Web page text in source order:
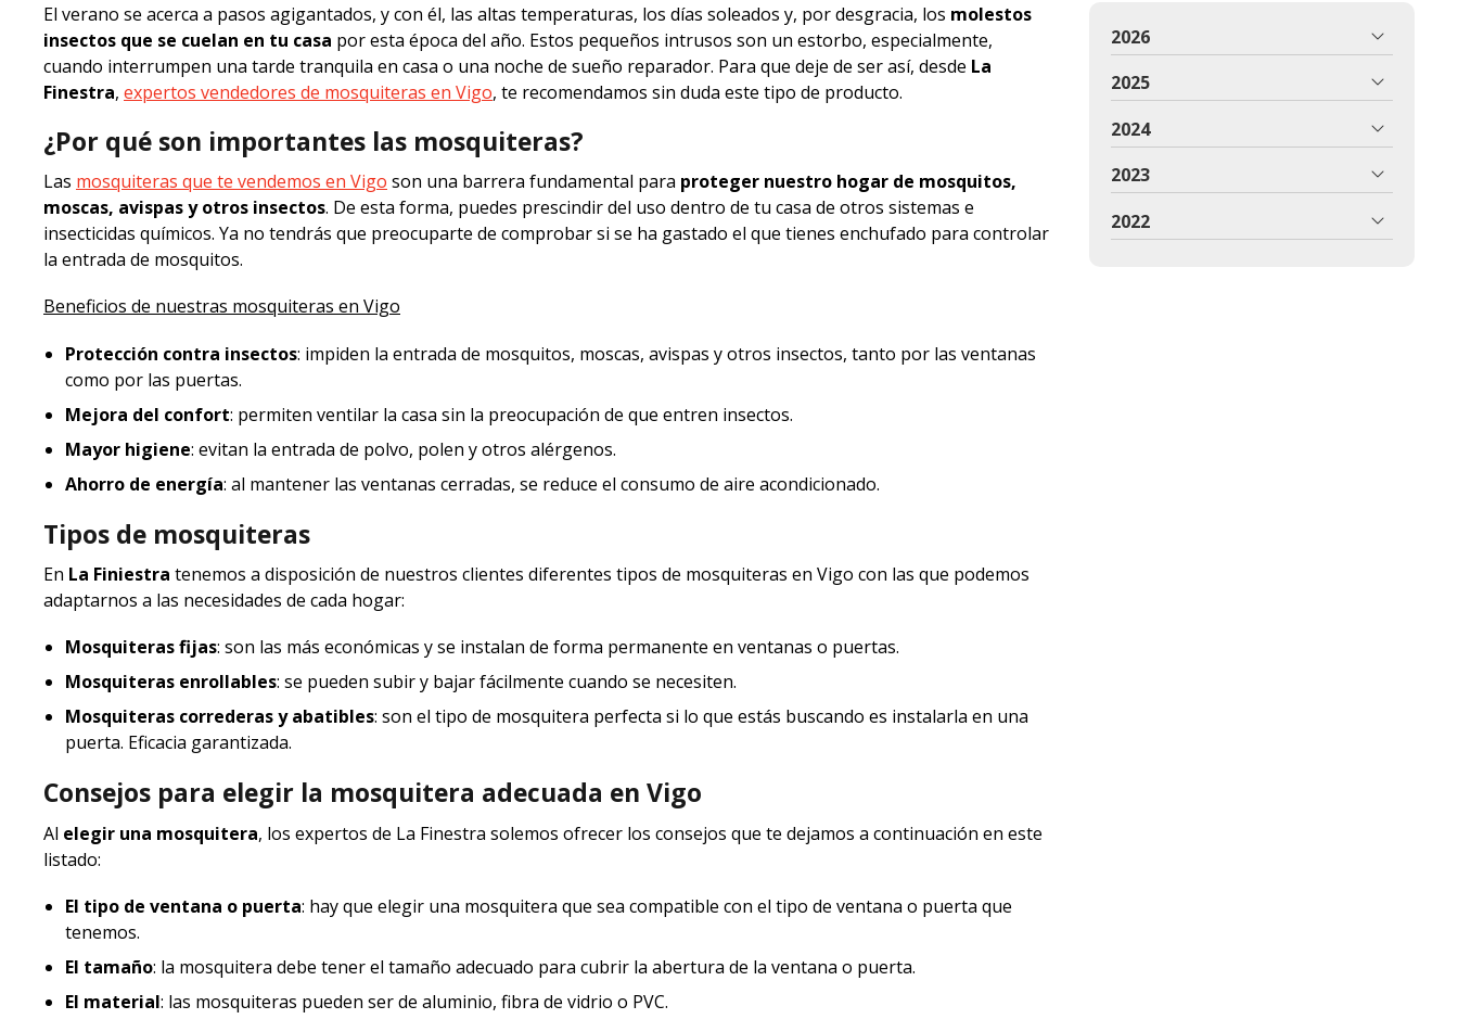
El verano se acerca a pasos agigantados, y con él, las altas temperaturas, los días soleados y, por desgracia, los molestos
insectos que se cuelan en tu casa por esta época del año. Estos pequeños intrusos son un estorbo, especialmente,
cuando interrumpen una tarde tranquila en casa o una noche de sueño reparador. Para que deje de ser así, desde La
Finestra, expertos vendedores de mosquiteras en Vigo, te recomendamos sin duda este tipo de producto.
¿Por qué son importantes las mosquiteras?
Las mosquiteras que te vendemos en Vigo son una barrera fundamental para proteger nuestro hogar de mosquitos,
moscas, avispas y otros insectos. De esta forma, puedes prescindir del uso dentro de tu casa de otros sistemas e
insecticidas químicos. Ya no tendrás que preocuparte de comprobar si se ha gastado el que tienes enchufado para controlar
la entrada de mosquitos.
Beneficios de nuestras mosquiteras en Vigo
Protección contra insectos: impiden la entrada de mosquitos, moscas, avispas y otros insectos, tanto por las ventanas
como por las puertas.
Mejora del confort: permiten ventilar la casa sin la preocupación de que entren insectos.
Mayor higiene: evitan la entrada de polvo, polen y otros alérgenos.
Ahorro de energía: al mantener las ventanas cerradas, se reduce el consumo de aire acondicionado.
Tipos de mosquiteras
En La Finiestra tenemos a disposición de nuestros clientes diferentes tipos de mosquiteras en Vigo con las que podemos
adaptarnos a las necesidades de cada hogar:
Mosquiteras fijas: son las más económicas y se instalan de forma permanente en ventanas o puertas.
Mosquiteras enrollables: se pueden subir y bajar fácilmente cuando se necesiten.
Mosquiteras correderas y abatibles: son el tipo de mosquitera perfecta si lo que estás buscando es instalarla en una
puerta. Eficacia garantizada.
Consejos para elegir la mosquitera adecuada en Vigo
Al elegir una mosquitera, los expertos de La Finestra solemos ofrecer los consejos que te dejamos a continuación en este
listado:
El tipo de ventana o puerta: hay que elegir una mosquitera que sea compatible con el tipo de ventana o puerta que
tenemos.
El tamaño: la mosquitera debe tener el tamaño adecuado para cubrir la abertura de la ventana o puerta.
El material: las mosquiteras pueden ser de aluminio, fibra de vidrio o PVC.
2026
2025
2024
2023
2022